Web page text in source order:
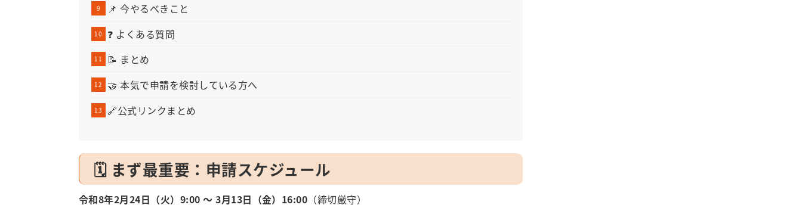
📌 今やるべきこと
❓ よくある質問
📝 まとめ
🤝 本気で申請を検討している方へ
🔗公式リンクまとめ
🗓 まず最重要：申請スケジュール
令和8年2月24日（火）9:00 ～ 3月13日（金）16:00 （締切厳守）